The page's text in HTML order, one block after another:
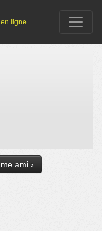
ligne
ami ›